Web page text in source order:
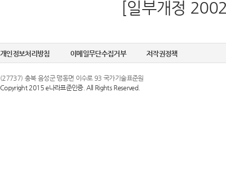
[일부개정
개인정보처리방침 이메일무단수집거부 저작권정책
(27737) 충북 음성군 맹동면 이수로 93 국가기술표준원
Copyright 2015 e나라표준인증. All Rights Reserved.